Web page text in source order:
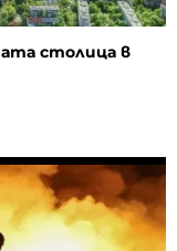
столица в